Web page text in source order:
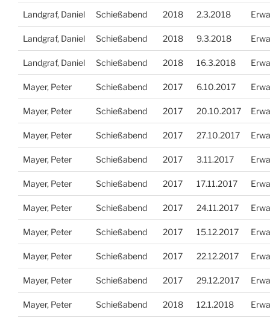
Landgraf, Daniel Schießabend 2018 2.3.2018
Landgraf, Daniel Schießabend 2018 9.3.2018
Landgraf, Daniel Schießabend 2018 16.3.2018
Mayer, Peter Schießabend 2017 6.10.2017
Mayer, Peter Schießabend 2017 20.10.2017
Mayer, Peter Schießabend 2017 27.10.2017
Mayer, Peter Schießabend 2017 3.11.2017
Mayer, Peter Schießabend 2017 17.11.2017
Mayer, Peter Schießabend 2017 24.11.2017
Mayer, Peter Schießabend 2017 15.12.2017
Mayer, Peter Schießabend 2017 22.12.2017
Mayer, Peter Schießabend 2017 29.12.2017
Mayer, Peter Schießabend 2018 12.1.2018